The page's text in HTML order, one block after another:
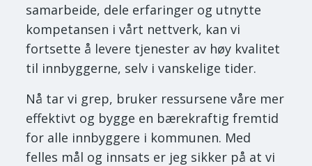
samarbeide, dele erfaringer og utnytte
kompetansen i vårt nettverk, kan vi
fortsette å levere tjenester av høy kvalitet
til innbyggerne, selv i vanskelige tider.
Nå tar vi grep, bruker ressursene våre mer
effektivt og bygge en bærekraftig fremtid
for alle innbyggere i kommunen. Med
felles mål og innsats er jeg sikker på at vi